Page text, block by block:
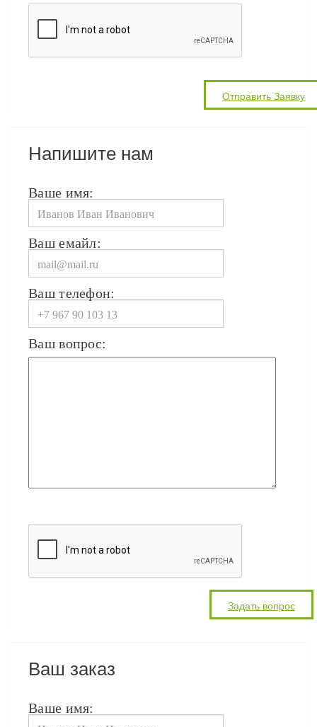
Напишите нам
Ваше имя:
Ваш емайл:
Ваш телефон:
Ваш вопрос:
Ваш заказ
Ваше имя: